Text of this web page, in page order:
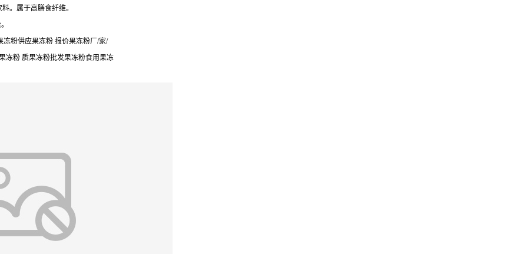
。属于高膳食纤维。
粉供应果冻粉 报价果冻粉厂/家/
冻粉 质果冻粉批发果冻粉食用果冻